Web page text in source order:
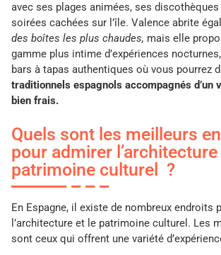
avec ses plages animées, ses
soirées cachées sur l’île. Valence abrite
des boîtes les plus chaudes, mais elle
gamme plus intime d’expériences
bars à tapas authentiques où vous pourrez
traditionnels espagnols accompagnés d’un
bien frais.
Quels sont les meilleurs
pour admirer
patrimoine culturel ?
En Espagne, il existe de nombreux endroits
l’architecture et le patrimoine culturel. Les
sont ceux qui offrent une variété